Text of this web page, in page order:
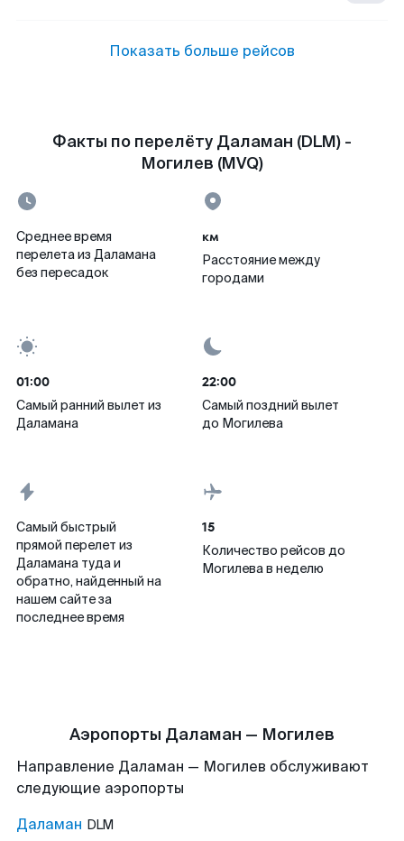
Показать больше рейсов
Факты по перелёту Даламан (DLM) -
Могилев (MVQ)
Среднее время
перелета из Даламана
без пересадок
км
Расстояние между
городами
01:00
Самый ранний вылет из
Даламана
22:00
Самый поздний вылет
до Могилева
Самый быстрый
прямой перелет из
Даламана туда и
обратно, найденный на
нашем сайте за
последнее время
15
Количество рейсов до
Могилева в неделю
Аэропорты Даламан — Могилев
Направление Даламан — Могилев обслуживают
следующие аэропорты
Даламан DLM